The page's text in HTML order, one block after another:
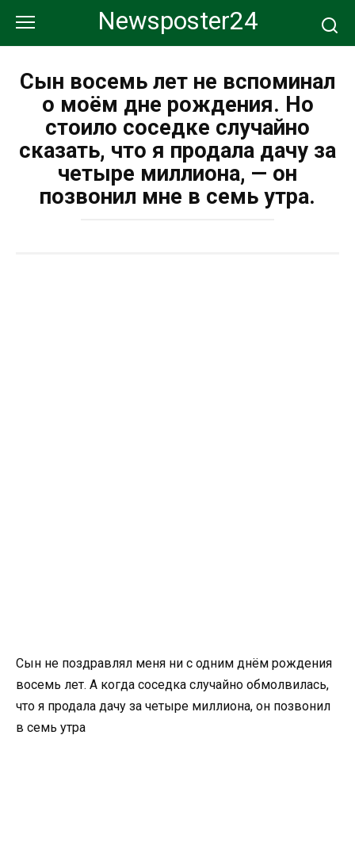
контенту
Newsposter24
Сын восемь лет не вспоминал
о моём дне рождения. Но
стоило соседке случайно
сказать, что я продала дачу за
четыре миллиона, — он
позвонил мне в семь утра.
Сын не поздравлял меня ни с одним днём рождения
восемь лет. А когда соседка случайно обмолвилась,
что я продала дачу за четыре миллиона, он позвонил
в семь утра